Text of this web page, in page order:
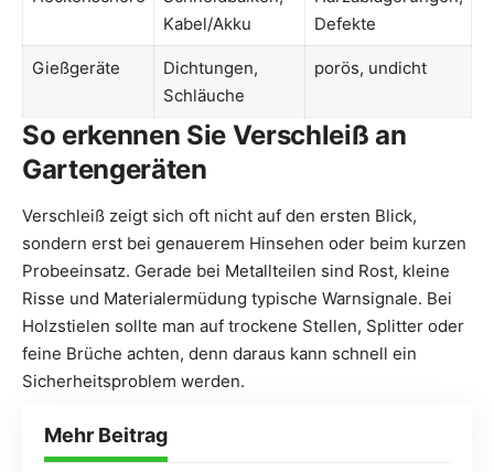
Kabel/Akku
Defekte
Gießgeräte
Dichtungen,
Schläuche
porös, undicht
So erkennen Sie Verschleiß an
Gartengeräten
Verschleiß zeigt sich oft nicht auf den ersten Blick,
sondern erst bei genauerem Hinsehen oder beim kurzen
Probeeinsatz. Gerade bei Metallteilen sind Rost, kleine
Risse und Materialermüdung typische Warnsignale. Bei
Holzstielen sollte man auf trockene Stellen, Splitter oder
feine Brüche achten, denn daraus kann schnell ein
Sicherheitsproblem werden.
Mehr Beitrag